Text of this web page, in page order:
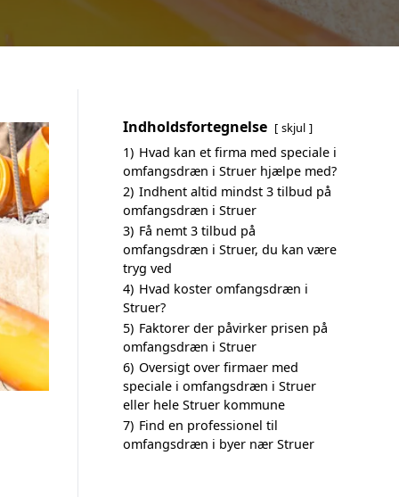
Indholdsfortegnelse skjul
1) Hvad kan et firma med speciale i
omfangsdræn i Struer hjælpe med?
2) Indhent altid mindst 3 tilbud på
omfangsdræn i Struer
3) Få nemt 3 tilbud på
omfangsdræn i Struer, du kan være
tryg ved
4) Hvad koster omfangsdræn i
Struer?
5) Faktorer der påvirker prisen på
omfangsdræn i Struer
6) Oversigt over firmaer med
speciale i omfangsdræn i Struer
eller hele Struer kommune
7) Find en professionel til
omfangsdræn i byer nær Struer